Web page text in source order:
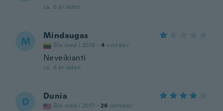
ca. 6 år siden
M Mindaugas
Ble med i 2018 · 4 omtaler
Neveikianti
ca. 6 år siden
D Dunia
Ble med i 2017 · 26 omtaler